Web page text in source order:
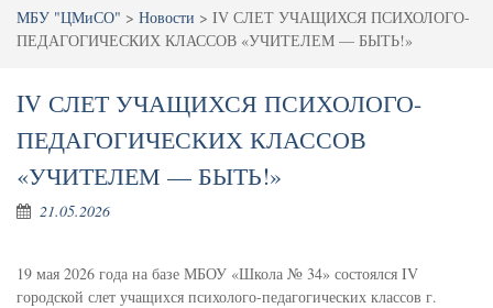
МБУ "ЦМиСО" > Новости > IV СЛЕТ УЧАЩИХСЯ ПСИХОЛОГО-
ПЕДАГОГИЧЕСКИХ КЛАССОВ «УЧИТЕЛЕМ — БЫТЬ!»
IV СЛЕТ УЧАЩИХСЯ ПСИХОЛОГО-
ПЕДАГОГИЧЕСКИХ КЛАССОВ
«УЧИТЕЛЕМ — БЫТЬ!»
21.05.2026
19 мая 2026 года на базе МБОУ «Школа № 34» состоялся IV
городской слет учащихся психолого-педагогических классов г.